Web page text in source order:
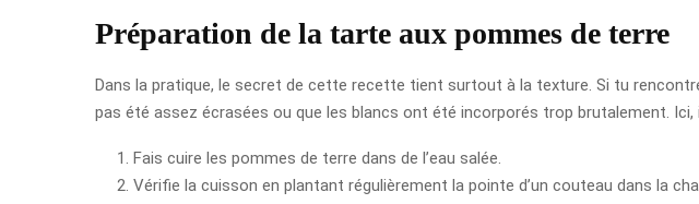
Préparation de la tarte aux pommes de terre
Dans la pratique, le secret de cette recette tient surtout à la texture. Si tu
pas été assez écrasées ou que les blancs ont été incorporés trop brutalement.
Fais cuire les pommes de terre dans de l’eau salée.
Vérifie la cuisson en plantant régulièrement la pointe d’un couteau dans la